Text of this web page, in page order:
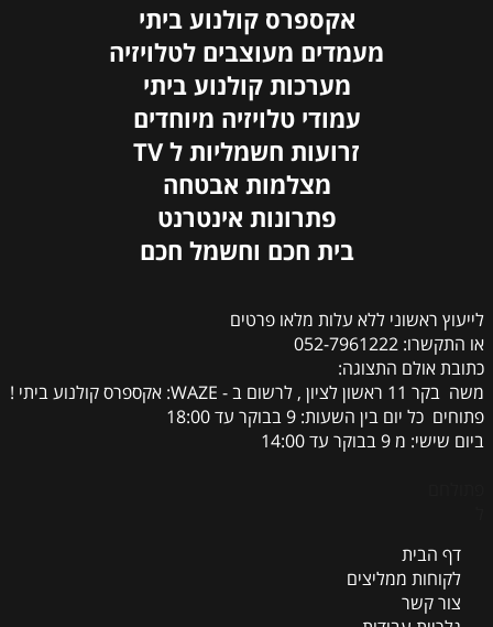
אקספרס קולנוע ביתי
מעמדים מעוצבים לטלויזיה
מערכות קולנוע ביתי
עמודי טלויזיה מיוחדים
זרועות חשמליות ל TV
מצלמות אבטחה
פתרונות אינטרנט
בית חכם וחשמל חכם
לייעוץ ראשוני ללא עלות מלאו פרטים
או התקשרו: 052-7961222
כתובת אולם התצוגה:
משה בקר 11 ראשון לציון , לרשום ב - WAZE: אקספרס קולנוע ביתי !
פתוחים כל יום בין השעות: 9 בבוקר עד 18:00
ביום שישי: מ 9 בבוקר עד 14:00
דף הבית
לקוחות ממליצים
צור קשר